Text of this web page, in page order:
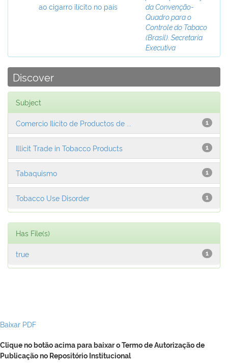
ao cigarro ilícito no país
da Convenção-
Quadro para o
Controle do Tabaco
(Brasil). Secretaria
Executiva
Discover
Subject
1
Comercio Ilícito de Productos de ...
1
Illicit Trade in Tobacco Products
1
Tabaquismo
1
Tobacco Use Disorder
Has File(s)
1
true
Baixar PDF
Clique no botão acima para baixar o Termo de Autorização de
Publicação no Repositório Institucional